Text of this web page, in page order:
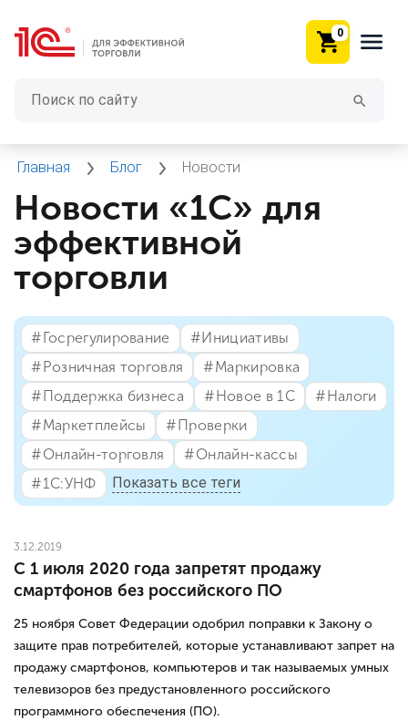
0
Главная Блог Новости
Новости «1С» для
эффективной
торговли
#⁣Госрегулирование
#⁣Инициативы
#⁣Розничная торговля
#⁣Маркировка
#⁣Поддержка бизнеса
#⁣Новое в 1С
#⁣Налоги
#⁣Маркетплейсы
#⁣Проверки
#⁣Онлайн-торговля
#⁣Онлайн-кассы
#⁣1С:УНФ
Показать все теги
3.12.2019
С 1 июля 2020 года запретят продажу
смартфонов без российского ПО
25 ноября Совет Федерации одобрил поправки к Закону о
защите прав потребителей, которые устанавливают запрет на
продажу смартфонов, компьютеров и так называемых умных
телевизоров без предустановленного российского
программного обеспечения (ПО).